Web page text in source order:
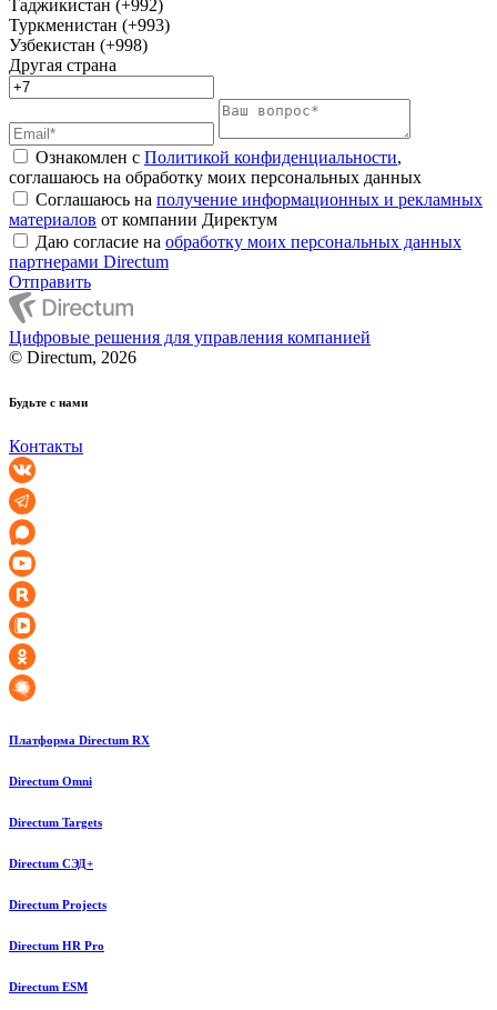
Таджикистан (+992)
Туркменистан (+993)
Узбекистан (+998)
Другая страна
Ознакомлен с Политикой конфиденциальности,
соглашаюсь на обработку моих персональных данных
Соглашаюсь на получение информационных и рекламных
материалов от компании Директум
Даю согласие на обработку моих персональных данных
партнерами Directum
Отправить
Цифровые решения для управления компанией
© Directum, 2026
Будьте с нами
Контакты
Платформа Directum RX
Directum Omni
Directum Targets
Directum СЭД+
Directum Projects
Directum HR Pro
Directum ESM